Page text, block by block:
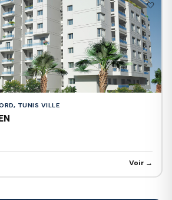
🤍
TUNIS VILLE
Voir →